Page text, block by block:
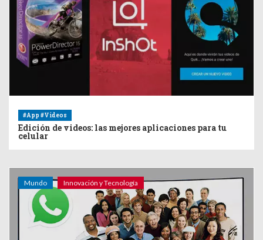
#App #Videos
Edición de videos: las mejores aplicaciones para tu
celular
Mundo Innovación y Tecnología